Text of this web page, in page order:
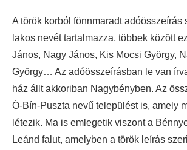
A török korból fönnmaradt adóösszeírás
lakos nevét tartalmazza, többek között
János, Nagy János, Kis Mocsi György,
György… Az adóösszeírásban le van
ház állt akkoriban Nagybényben. Az
Ó-Bín-Puszta nevű települést is, amely
létezik. Ma is emlegetik viszont a
Leánd falut, amelyben a török leírás